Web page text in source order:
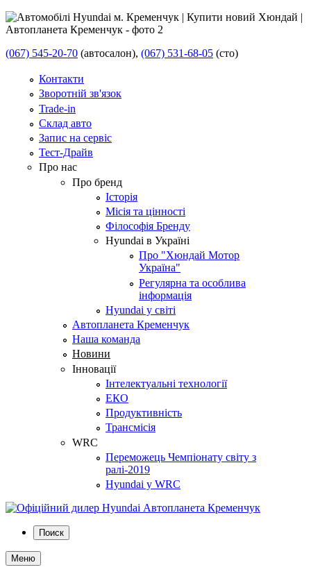
(067) 545-20-70 (автосалон), (067) 531-68-05 (сто)
Контакти
Зворотній зв'язок
Trade-in
Склад авто
Запис на сервіс
Тест-Драйв
Про нас
Про бренд
Історія
Місія та цінності
Філософія Бренду
Hyundai в Україні
Про "Хюндай Мотор
Україна"
Регулярна та особлива
інформація
Hyundai у світі
Автопланета Кременчук
Наша команда
Новини
Інновації
Інтелектуальні технології
ЕКО
Продуктивність
Трансмісія
WRC
Переможець Чемпіонату світу з
ралі-2019
Hyundai у WRC
Поиск
Меню